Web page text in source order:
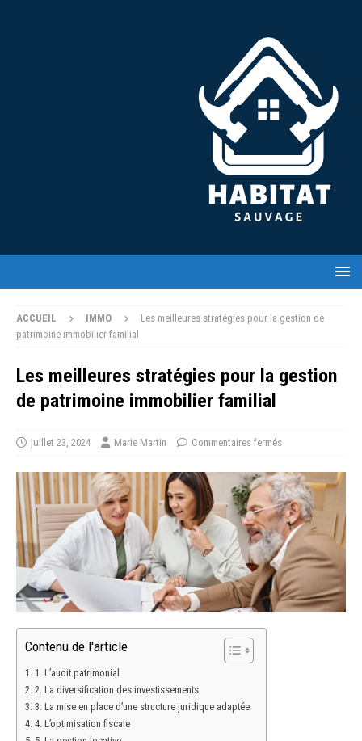
ACCUEIL IMMO
Les meilleures stratégies pour la gestion de
patrimoine immobilier familial
Les meilleures stratégies pour la gestion
de patrimoine immobilier familial
juillet 23, 2024 Marie Martin Commentaires fermés
Contenu de l'article
1. L’audit patrimonial
2. La diversification des investissements
3. La mise en place d’une structure juridique adaptée
4. L’optimisation fiscale